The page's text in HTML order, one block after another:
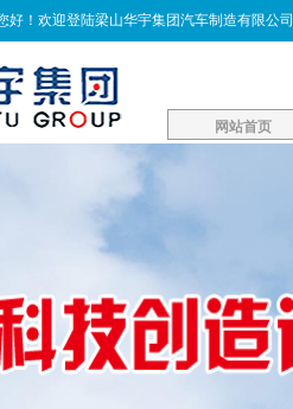
好！欢迎登陆梁山华宇集团汽车制造有限公
网站首页